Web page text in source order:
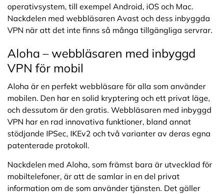
operativsystem, till exempel Android, iOS och Mac.
Nackdelen med webbläsaren Avast och dess inbyggda
VPN när att det inte finns så många tillgängliga servrar.
Aloha – webbläsaren med inbyggd
VPN för mobil
Aloha är en perfekt webbläsare för alla som använder
mobilen. Den har en solid kryptering och ett privat läge,
och dessutom är den gratis. Webbläsaren med inbyggd
VPN har en rad innovativa funktioner, bland annat
stödjande IPSec, IKEv2 och två varianter av deras egna
patenterade protokoll.
Nackdelen med Aloha, som främst bara är utvecklad för
mobiltelefoner, är att de samlar in en del privat
information om de som använder tjänsten. Det gäller